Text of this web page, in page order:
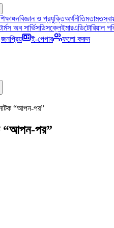
বিজ্ঞান ও প্রযুক্তিঅর্থনীতিমতামত
অব সার্ভিসডিসক্লেইমারএডিটোরিয়াল
জনপ্রিয় ই-পেপার ফলো করুন
“আপন-পর”
“আপন-পর”